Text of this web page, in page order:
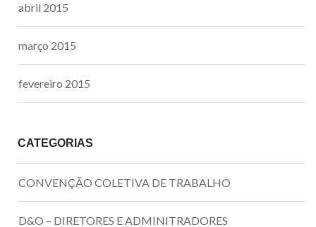
abril 2015
março 2015
fevereiro 2015
CATEGORIAS
CONVENÇÃO COLETIVA DE TRABALHO
D&O – DIRETORES E ADMINITRADORES